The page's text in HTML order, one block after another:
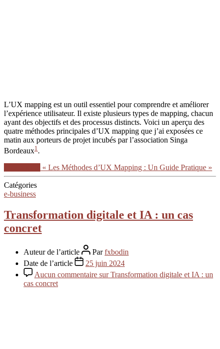
L’UX mapping est un outil essentiel pour comprendre et améliorer
l’expérience utilisateur. Il existe plusieurs types de mapping, chacun
ayant des objectifs et des processus distincts. Voici un aperçu des
quatre méthodes principales d’UX mapping que j’ai exposées ce
matin aux porteurs de projet incubés par l’association Singa
Bordeaux1 .
« Les Méthodes d’UX Mapping : Un Guide Pratique »
Catégories
e-business
Transformation digitale et IA : un cas
concret
Auteur de l’article Parfxbodin
Date de l’article
25 juin 2024
Aucun commentaire sur Transformation digitale et IA : un
cas concret